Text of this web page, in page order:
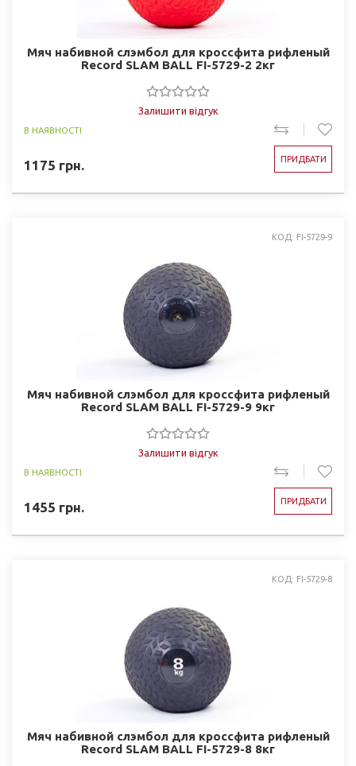
Мяч набивной слэмбол для кроссфита рифленый
Record SLAM BALL FI-5729-2 2кг
Залишити відгук
В НАЯВНОСТІ
1175 грн. ПРИДБАТИ
КОД: FI-5729-9
Мяч набивной слэмбол для кроссфита рифленый
Record SLAM BALL FI-5729-9 9кг
Залишити відгук
В НАЯВНОСТІ
1455 грн. ПРИДБАТИ
КОД: FI-5729-8
Мяч набивной слэмбол для кроссфита рифленый
Record SLAM BALL FI-5729-8 8кг